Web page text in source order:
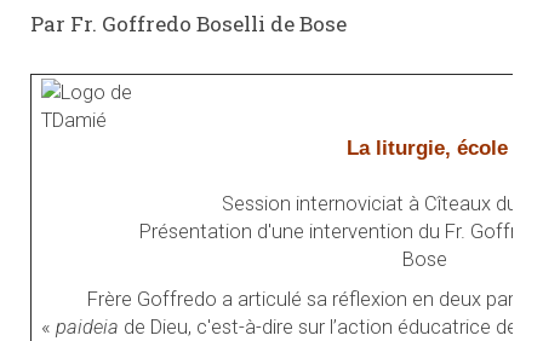
Par Fr. Goffredo Boselli de Bose
La liturgie, école de
Session internoviciat à Cîteaux du
Présentation d'une intervention du Fr.
Bose
Frère Goffredo a articulé sa réflexion en deux
« paideia de Dieu, c'est-à-dire sur l’action éducatrice de